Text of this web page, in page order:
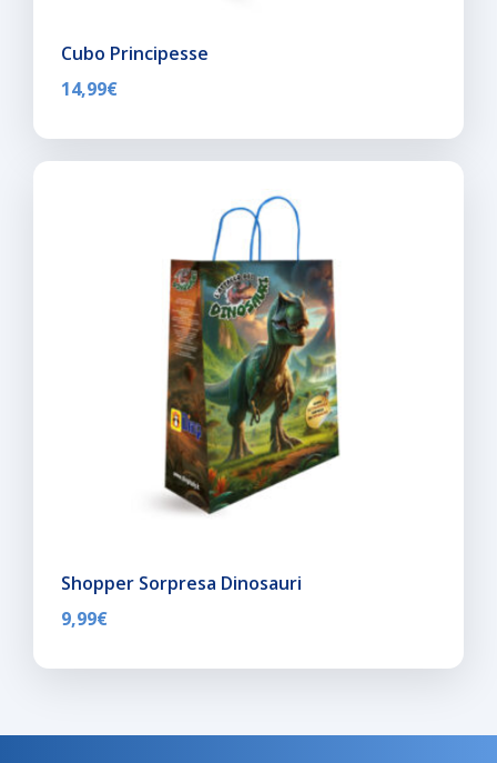
Cubo Principesse
14,99€
Shopper Sorpresa Dinosauri
9,99€